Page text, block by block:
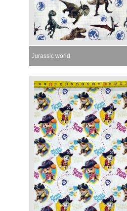
Jurassic world